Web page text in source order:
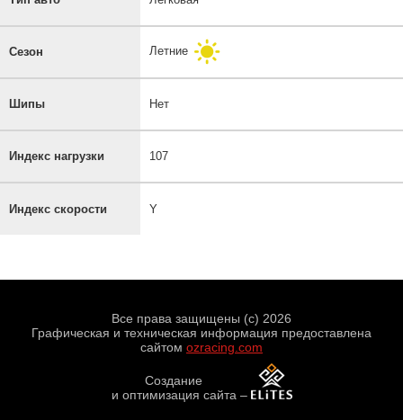
Сезон Летние
Шипы Нет
Индекс нагрузки 107
Индекс скорости Y
Все права защищены (с) 2026
Графическая и техническая информация предоставлена
сайтом ozracing.com
Создание
и оптимизация сайта –